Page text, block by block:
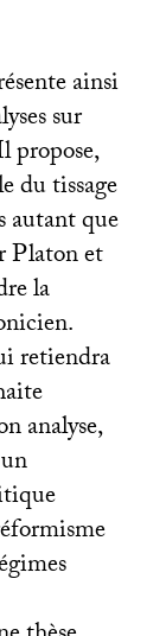
ainsi
sur
propose,
du tissage
autant que
Platon et
la
retiendra
analyse,